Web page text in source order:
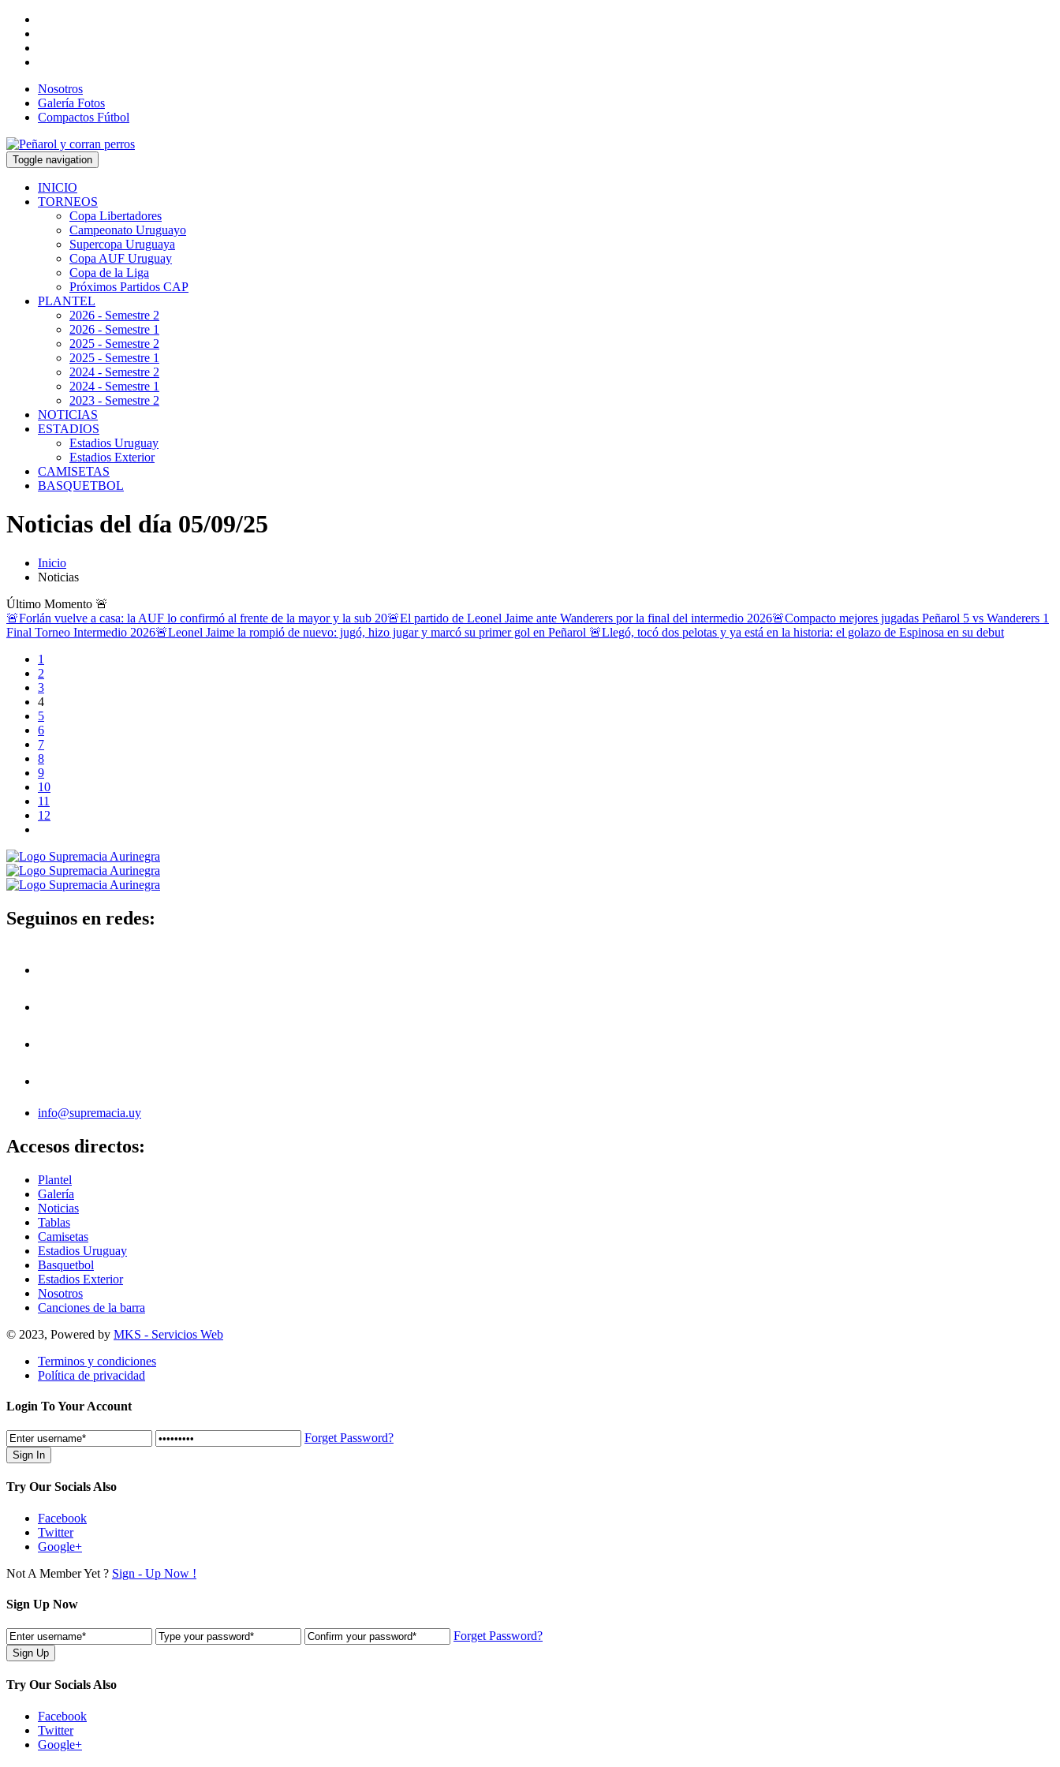
Nosotros
Galería Fotos
Compactos Fútbol
Toggle navigation
INICIO
TORNEOS
Copa Libertadores
Campeonato Uruguayo
Supercopa Uruguaya
Copa AUF Uruguay
Copa de la Liga
Próximos Partidos CAP
PLANTEL
2026 - Semestre 2
2026 - Semestre 1
2025 - Semestre 2
2025 - Semestre 1
2024 - Semestre 2
2024 - Semestre 1
2023 - Semestre 2
NOTICIAS
ESTADIOS
Estadios Uruguay
Estadios Exterior
CAMISETAS
BASQUETBOL
Noticias del día 05/09/25
Inicio
Noticias
Último Momento 🚨
🚨Forlán vuelve a casa: la AUF lo confirmó al frente de la mayor y la sub 20🚨El partido de Leonel Jaime ante Wanderers por la final del intermedio 2026🚨Compacto mejores jugadas Peñarol 5 vs Wanderers 1
Final Torneo Intermedio 2026🚨Leonel Jaime la rompió de nuevo: jugó, hizo jugar y marcó su primer gol en Peñarol 🚨Llegó, tocó dos pelotas y ya está en la historia: el golazo de Espinosa en su debut
1
2
3
4
5
6
7
8
9
10
11
12
Seguinos en redes:
info@supremacia.uy
Accesos directos:
Plantel
Galería
Noticias
Tablas
Camisetas
Estadios Uruguay
Basquetbol
Estadios Exterior
Nosotros
Canciones de la barra
© 2023, Powered by MKS - Servicios Web
Terminos y condiciones
Política de privacidad
Login To Your Account
Forget Password?
Try Our Socials Also
Facebook
Twitter
Google+
Not A Member Yet ? Sign - Up Now !
Sign Up Now
Forget Password?
Try Our Socials Also
Facebook
Twitter
Google+